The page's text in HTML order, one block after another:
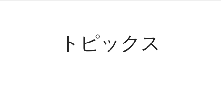
トピックス